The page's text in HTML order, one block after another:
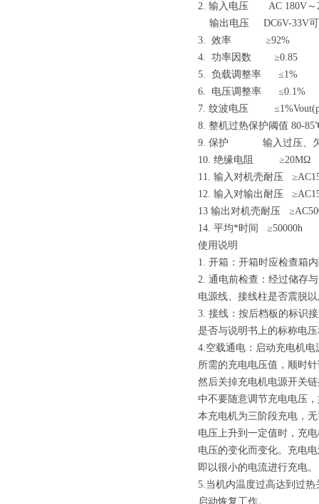
2. 输入电压 AC 180V～
输出电压
3. 效率 ≥92%
4. 功率因数 ≥0.85
5. 负载调整率 ≤1%
6. 电压调整率 ≤0.1%
7. 纹波电压
8. 整机过热保护阈值 80-
9. 保护 输入过压、欠压
10. 绝缘电阻 ≥20MΩ
11. 输入对机壳耐压
12. 输入对输出耐压
13 输出对机壳耐压
14. 平均*时间 ≥50000h
使用说明
1. 开箱：开箱时应检查箱
2. 通电前检查：经过储存
电源线、接线柱是否震脱
3. 接线：按后档板的标识
是否与说明书上的标称电
4.空载通电：启动充电机
所需的充电电压值，顺时
然后关掉充电机电源开关
中不要随意调节充电电压
本充电机为三阶段充电，
电压上升到一定值时，充
电压的变化而变化。充电
即以很小的电流进行充电。
5.当机内温度过高达到过
启动恢复工作。